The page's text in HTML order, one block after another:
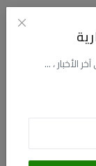
الأخبار ، ...